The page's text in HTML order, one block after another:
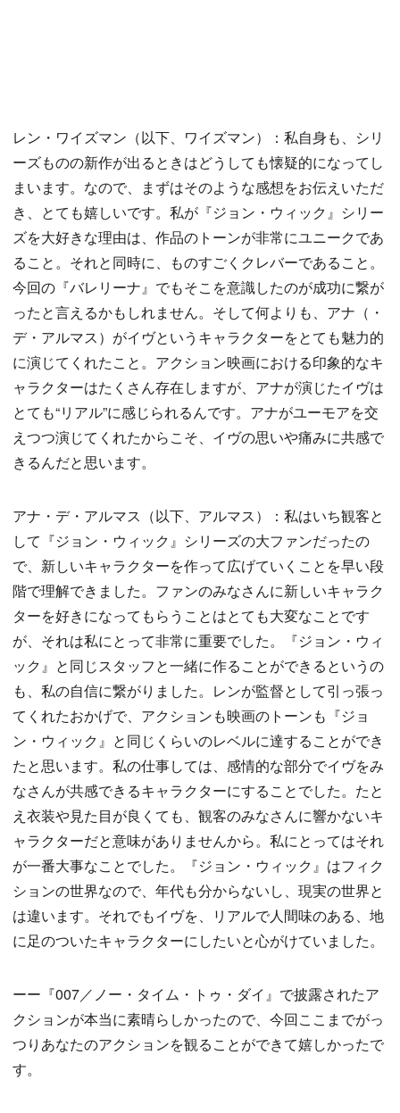
レン・ワイズマン（以下、ワイズマン）：私自身も、シリ
ーズものの新作が出るときはどうしても懐疑的になってし
まいます。なので、まずはそのような感想をお伝えいただ
き、とても嬉しいです。私が『ジョン・ウィック』シリー
ズを大好きな理由は、作品のトーンが非常にユニークであ
ること。それと同時に、ものすごくクレバーであること。
今回の『バレリーナ』でもそこを意識したのが成功に繋が
ったと言えるかもしれません。そして何よりも、アナ（・
デ・アルマス）がイヴというキャラクターをとても魅力的
に演じてくれたこと。アクション映画における印象的なキ
ャラクターはたくさん存在しますが、アナが演じたイヴは
とても“リアル”に感じられるんです。アナがユーモアを交
えつつ演じてくれたからこそ、イヴの思いや痛みに共感で
きるんだと思います。
アナ・デ・アルマス（以下、アルマス）：私はいち観客と
して『ジョン・ウィック』シリーズの大ファンだったの
で、新しいキャラクターを作って広げていくことを早い段
階で理解できました。ファンのみなさんに新しいキャラク
ターを好きになってもらうことはとても大変なことです
が、それは私にとって非常に重要でした。『ジョン・ウィ
ック』と同じスタッフと一緒に作ることができるというの
も、私の自信に繋がりました。レンが監督として引っ張っ
てくれたおかげで、アクションも映画のトーンも『ジョ
ン・ウィック』と同じくらいのレベルに達することができ
たと思います。私の仕事しては、感情的な部分でイヴをみ
なさんが共感できるキャラクターにすることでした。たと
え衣装や見た目が良くても、観客のみなさんに響かないキ
ャラクターだと意味がありませんから。私にとってはそれ
が一番大事なことでした。『ジョン・ウィック』はフィク
ションの世界なので、年代も分からないし、現実の世界と
は違います。それでもイヴを、リアルで人間味のある、地
に足のついたキャラクターにしたいと心がけていました。
ーー『007／ノー・タイム・トゥ・ダイ』で披露されたア
クションが本当に素晴らしかったので、今回ここまでがっ
つりあなたのアクションを観ることができて嬉しかったで
す。